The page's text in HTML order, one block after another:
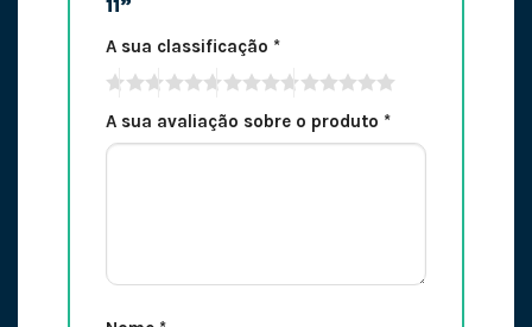
11”
A sua classificação *
A sua avaliação sobre o produto *